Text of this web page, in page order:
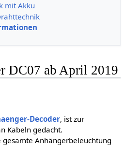
mit Akku
DC07 ab April 2019
Decoder, ist zur
Kabeln gedacht.
Anhängerbeleuchtung